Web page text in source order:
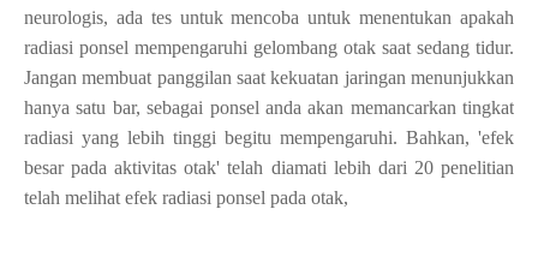
neurologis, ada tes untuk mencoba untuk menentukan apakah
radiasi ponsel mempengaruhi gelombang otak saat sedang tidur.
Jangan membuat panggilan saat kekuatan jaringan menunjukkan
hanya satu bar, sebagai ponsel anda akan memancarkan tingkat
radiasi yang lebih tinggi begitu mempengaruhi. Bahkan, 'efek
besar pada aktivitas otak' telah diamati lebih dari 20 penelitian
telah melihat efek radiasi ponsel pada otak,